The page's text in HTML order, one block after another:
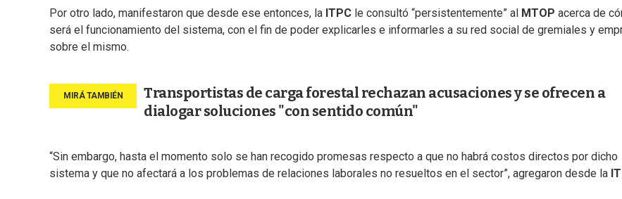
Por otro lado, manifestaron que desde ese entonces, la ITPC le consultó “persistentemente” al MTOP acerca de
será el funcionamiento del sistema, con el fin de poder explicarles e informarles a su red social de gremiales y
sobre el mismo.
Transportistas de carga forestal rechazan acusaciones y se ofrecen a
dialogar soluciones "con sentido común"
“Sin embargo, hasta el momento solo se han recogido promesas respecto a que no habrá costos directos por dicho
sistema y que no afectará a los problemas de relaciones laborales no resueltos en el sector”, agregaron desde la